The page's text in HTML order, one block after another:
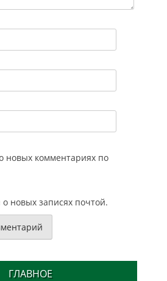
новых комментариях по
новых записях почтой.
ГЛАВНОЕ